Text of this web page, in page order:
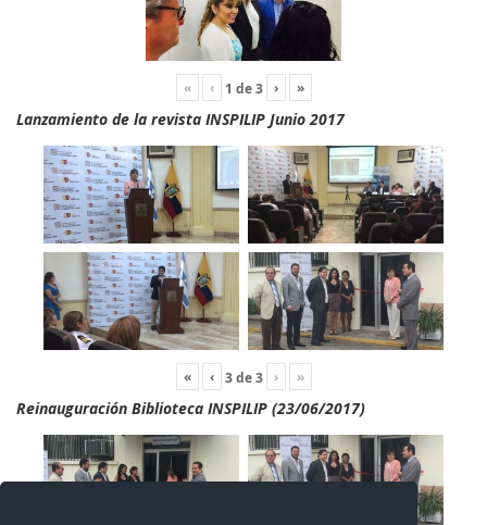
« ‹ 1 de3 › »
Lanzamiento de la revista INSPILIP Junio 2017
« ‹ 3de3 › »
Reinauguración Biblioteca INSPILIP (23/06/2017)